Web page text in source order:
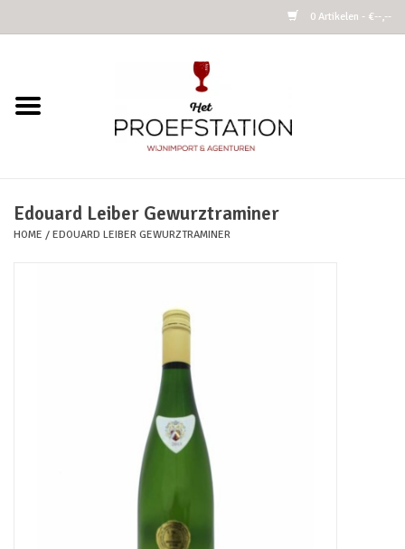
0 Artikelen - €--,--
Cider
Edouard Leiber Gewurztraminer
HOME / EDOUARD LEIBER GEWURZTRAMINER